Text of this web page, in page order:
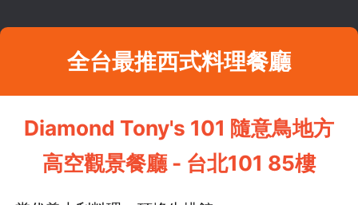
全台最推西式料理餐廳
Diamond Tony's 101 隨意鳥地方
高空觀景餐廳 - 台北101 85樓